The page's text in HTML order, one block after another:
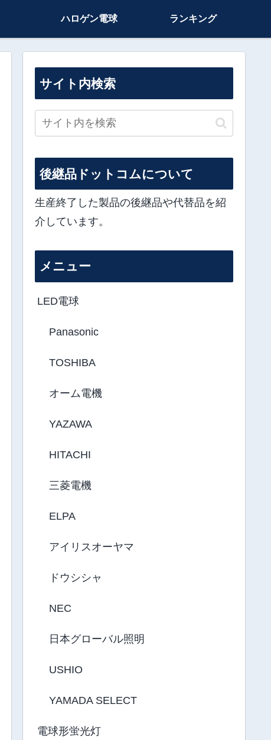
ハロゲン電球 ランキング
サイト内検索
後継品ドットコムについて
生産終了した製品の後継品や代替品を紹
介しています。
メニュー
LED電球
Panasonic
TOSHIBA
オーム電機
YAZAWA
HITACHI
三菱電機
ELPA
アイリスオーヤマ
ドウシシャ
NEC
日本グローバル照明
USHIO
YAMADA SELECT
電球形蛍光灯